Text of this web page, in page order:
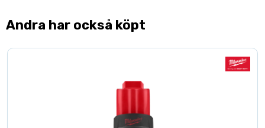
Andra har också köpt